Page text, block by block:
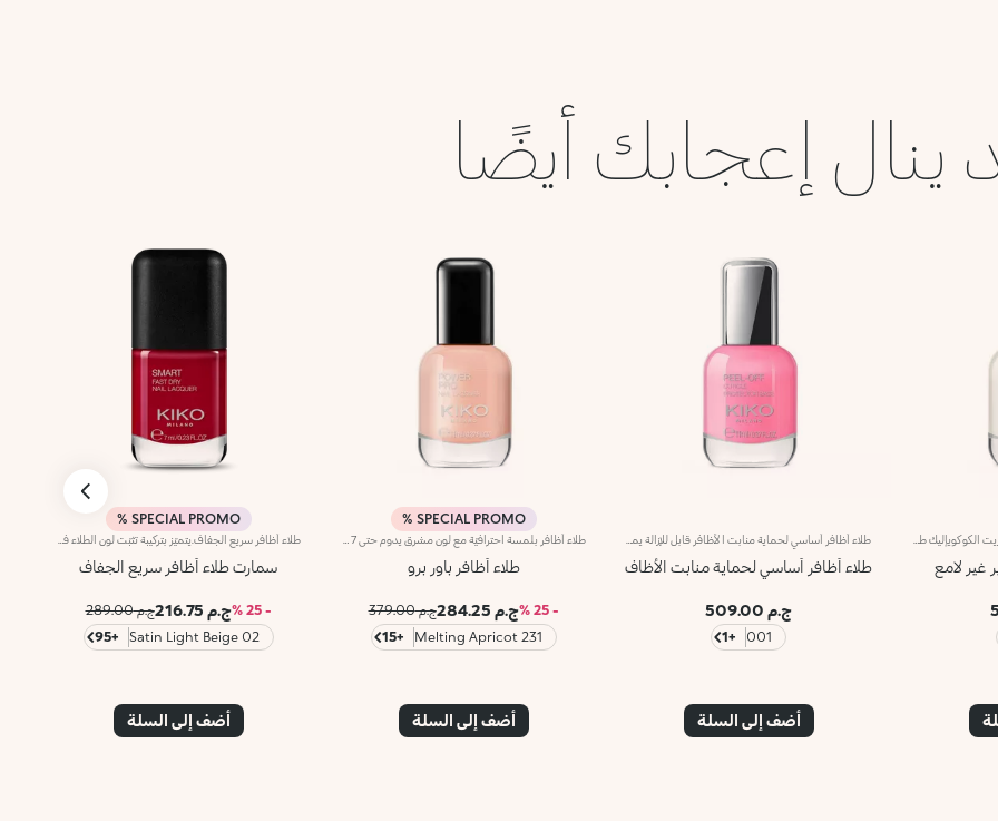
ينال إعجابك أيضًا
غير لامع طلاء أظافر أساسي لحماية منابت الأظاف
ج.م 509.00
001
+1
أضف إلى السلة
SPECIAL PROMO %
طلاء أظافر باور برو
- 25 % ج.م 284.25
ج.م 379.00
231 Melting Apricot
+15
أضف إلى السلة
SPECIAL PROMO %
سمارت طلاء أظافر سريع الجفاف
- 25 % ج.م 216.75
ج.م 289.00
02 Satin Light Beige
+95
أضف إلى السلة